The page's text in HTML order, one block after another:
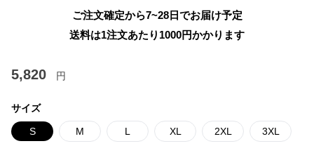
ご注文確定から7~28日でお届け予定
送料は1注文あたり 1000円かかります
5,820 円
サイズ
S M L XL 2XL 3XL